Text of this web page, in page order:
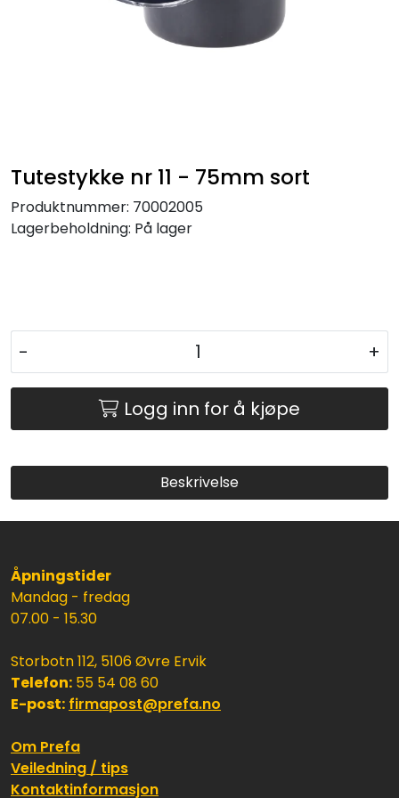
Tutestykke nr 11 - 75mm sort
Produktnummer: 70002005
Lagerbeholdning: På lager
- +
Logg inn for å kjøpe
Beskrivelse
Åpningstider
Mandag - fredag
07.00 - 15.30
Storbotn 112, 5106 Øvre Ervik
Telefon: 55 54 08 60
E-post: firmapost@prefa.no
Om Prefa
Veiledning / tips
Kontaktinformasjon